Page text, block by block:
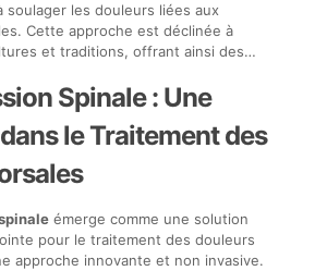
les douleurs liées aux
Cette approche est déclinée à
et traditions, offrant ainsi des…
Spinale : Une
le Traitement des
émerge comme une solution
pour le traitement des douleurs
approche innovante et non invasive.